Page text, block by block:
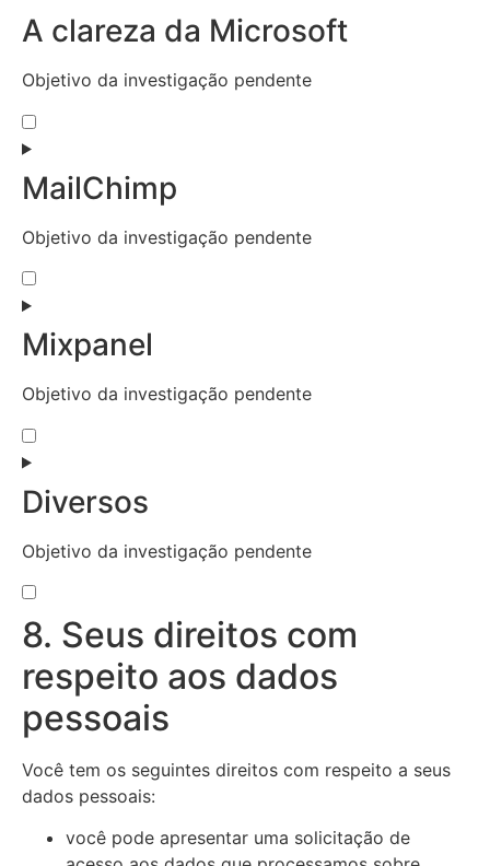
A clareza da Microsoft
Objetivo da investigação pendente
MailChimp
Objetivo da investigação pendente
Mixpanel
Objetivo da investigação pendente
Diversos
Objetivo da investigação pendente
8. Seus direitos com
respeito aos dados
pessoais
Você tem os seguintes direitos com respeito a seus
dados pessoais:
você pode apresentar uma solicitação de